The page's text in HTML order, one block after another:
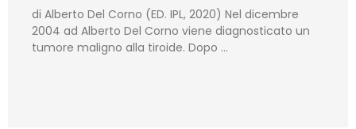
di Alberto Del Corno (ED. IPL, 2020) Nel dicembre
2004 ad Alberto Del Corno viene diagnosticato un
tumore maligno alla tiroide. Dopo …